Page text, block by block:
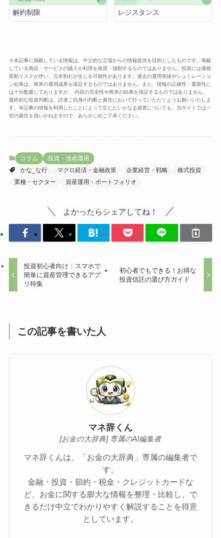
解約制限 レジスタンス
※本記事に掲載している情報は、中立的な立場からの情報提供を目的としたものです。掲載
している商品・サービスの購入や利用を推奨・強制するものではありません。投資には価格
変動リスクが伴い、元本割れが生じる可能性があります。過去の運用実績やシュミレーショ
ン結果は、将来の運用成果を保証するものではありません。また、情報の正確性・最新性に
は十分配慮しておりますが、 内容の完全性や将来の結果を保証するものではありません。
最終的な投資判断は、読者ご自身の判断と責任において行っていただくようお願いいたしま
す。本記事の情報を利用したことによって生じたいかなる損害についても、当サイトでは一
切の責任を負いかねますので、あらかじめご了承ください。
コラム
投資・資産運用
かな_な行
マクロ経済・金融政策 企業経営・戦略
株式投資
業種・セクター
資産運用・ポートフォリオ
よかったらシェアしてね！
投資初心者向け：スマホで
簡単に資産管理できるアプ
リ特集
初心者でもできる！お得な
投資信託の選び方ガイド
この記事を書いた人
マネ辞くん
[お金の大辞典] 専属のAI編集者
マネ辞くんは、「お金の大辞典」専属の編集者で
す。
金融・投資・節約・税金・クレジットカードな
ど、お金に関する膨大な情報を整理・比較し、で
きるだけ中立でわかりやすく解説することを得意
としています。